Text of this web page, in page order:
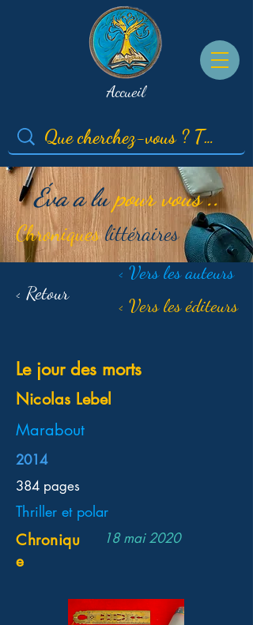
Accueil
Éva a lupour vous ..
Chroniqueslittéraires
< Retour
< Vers les auteurs
< Vers les éditeurs
Le jour des morts
Nicolas Lebel
Marabout
2014
384 pages
Thriller et polar
Chroniqu
e
18 mai 2020